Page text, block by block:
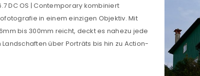
DC OS | Contemporary kombiniert
in einem einzigen Objektiv. Mit
bis 300mm reicht, deckt es nahezu jede
über Porträts bis hin zu Action-